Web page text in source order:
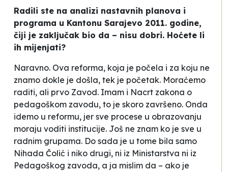
Radili ste na analizi nastavnih planova i
programa u Kantonu Sarajevo 2011. godine,
čiji je zaključak bio da – nisu dobri. Hoćete li
ih mijenjati?
Naravno. Ova reforma, koja je počela i za koju ne
znamo dokle je došla, tek je početak. Moraćemo
raditi, ali prvo Zavod. Imam i Nacrt zakona o
pedagoškom zavodu, to je skoro završeno. Onda
idemo u reformu, jer sve procese u obrazovanju
moraju voditi institucije. Još ne znam ko je sve u
radnim grupama. Do sada je u tome bila samo
Nihada Čolić i niko drugi, ni iz Ministarstva ni iz
Pedagoškog zavoda, a ja mislim da – ako je